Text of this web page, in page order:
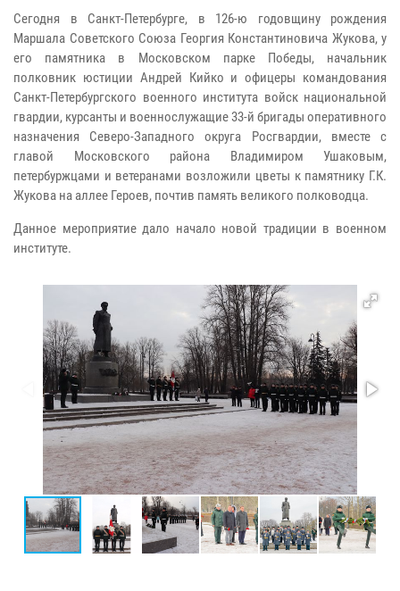
Сегодня в Санкт-Петербурге, в 126-ю годовщину рождения
Маршала Советского Союза Георгия Константиновича Жукова, у
его памятника в Московском парке Победы, начальник
полковник юстиции Андрей Кийко и офицеры командования
Санкт-Петербургского военного института войск национальной
гвардии, курсанты и военнослужащие 33-й бригады оперативного
назначения Северо-Западного округа Росгвардии, вместе с
главой Московского района Владимиром Ушаковым,
петербуржцами и ветеранами возложили цветы к памятнику Г.К.
Жукова на аллее Героев, почтив память великого полководца.
Данное мероприятие дало начало новой традиции в военном
институте.